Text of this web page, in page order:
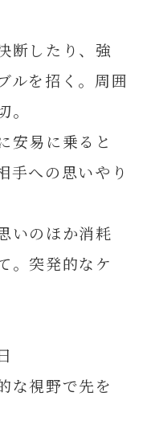
断したり、強
ルを招く。周囲
安易に乗ると
手への思いやり
いのほか消耗
。突発的なケ
な視野で先を